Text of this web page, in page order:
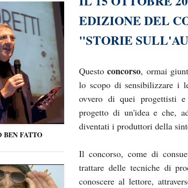
BEN FATTO
EDIZIONE DEL
"STORIE
Questoconcorso, ormai
lo scopo di sensibilizzare i
ovvero di quei progettisti
progetto di un'idea e che,
diventati i produttori della
Il concorso, come di
trattare delle tecniche di
conoscere al lettore,